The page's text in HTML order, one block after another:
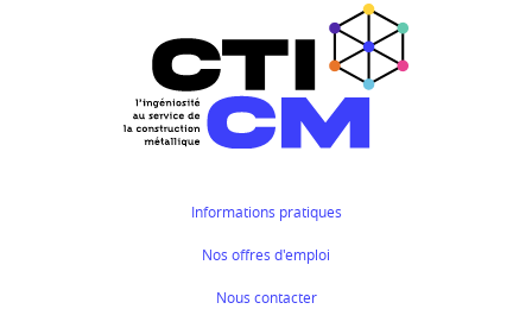
Informations pratiques
Nos offres d'emploi
Nous contacter